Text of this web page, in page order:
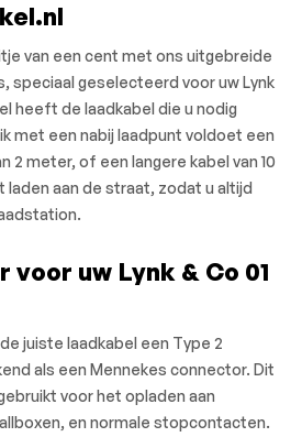
van een cent met ons uitgebreide
speciaal geselecteerd voor uw Lynk
heeft de laadkabel die u nodig
met een nabij laadpunt voldoet een
2 meter, of een langere kabel van 10
laden aan de straat, zodat u altijd
voor uw Lynk & Co 01
de juiste laadkabel een Type 2
als een Mennekes connector. Dit
voor het opladen aan
en normale stopcontacten.